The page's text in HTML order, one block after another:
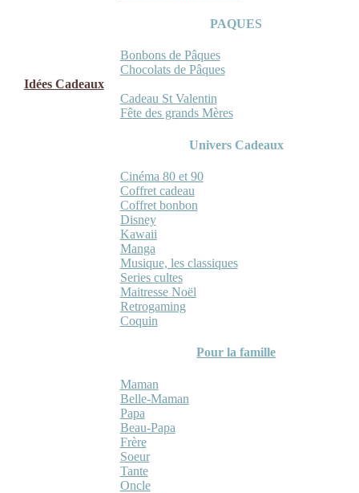
PAQUES
Bonbons de Pâques
Chocolats de Pâques
Idées Cadeaux
Cadeau St Valentin
Fête des grands Mères
Univers Cadeaux
Cinéma 80 et 90
Coffret cadeau
Coffret bonbon
Disney
Kawaii
Manga
Musique, les classiques
Series cultes
Maitresse Noël
Retrogaming
Coquin
Pour la famille
Maman
Belle-Maman
Papa
Beau-Papa
Frère
Soeur
Tante
Oncle